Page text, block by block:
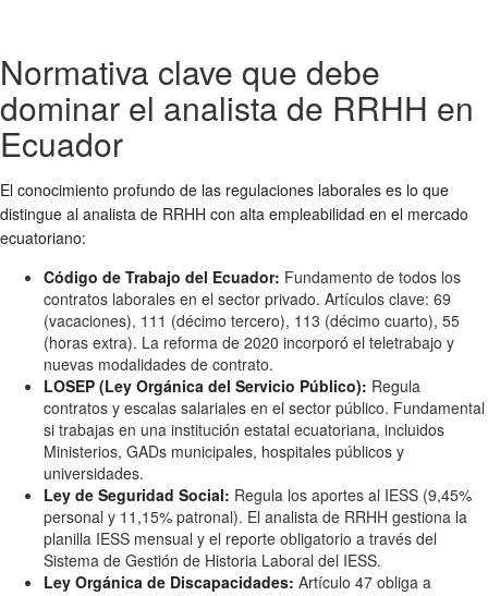
Normativa clave que debe
dominar el analista de RRHH en
Ecuador
El conocimiento profundo de las regulaciones laborales es lo que
distingue al analista de RRHH con alta empleabilidad en el mercado
ecuatoriano:
Código de Trabajo del Ecuador: Fundamento de todos los
contratos laborales en el sector privado. Artículos clave: 69
(vacaciones), 111 (décimo tercero), 113 (décimo cuarto), 55
(horas extra). La reforma de 2020 incorporó el teletrabajo y
nuevas modalidades de contrato.
LOSEP (Ley Orgánica del Servicio Público): Regula
contratos y escalas salariales en el sector público. Fundamental
si trabajas en una institución estatal ecuatoriana, incluidos
Ministerios, GADs municipales, hospitales públicos y
universidades.
Ley de Seguridad Social: Regula los aportes al IESS (9,45%
personal y 11,15% patronal). El analista de RRHH gestiona la
planilla IESS mensual y el reporte obligatorio a través del
Sistema de Gestión de Historia Laboral del IESS.
Ley Orgánica de Discapacidades: Artículo 47 obliga a